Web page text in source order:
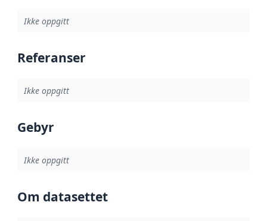
Ikke oppgitt
Referanser
Ikke oppgitt
Gebyr
Ikke oppgitt
Om datasettet